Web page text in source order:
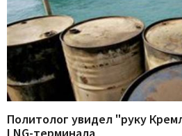
Политолог увидел "руку
LNG-терминала